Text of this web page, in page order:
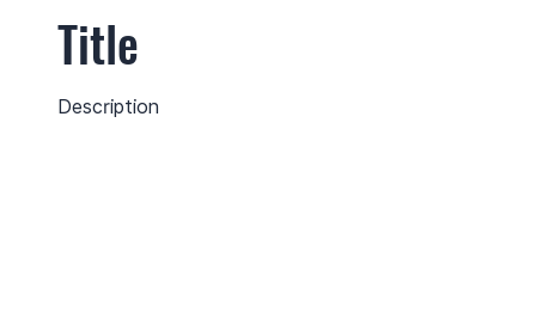
Title
Description